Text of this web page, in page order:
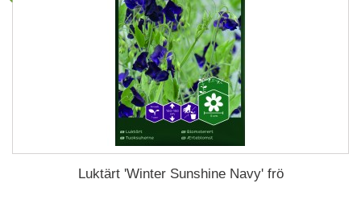
Luktärt 'Winter Sunshine Navy' frö